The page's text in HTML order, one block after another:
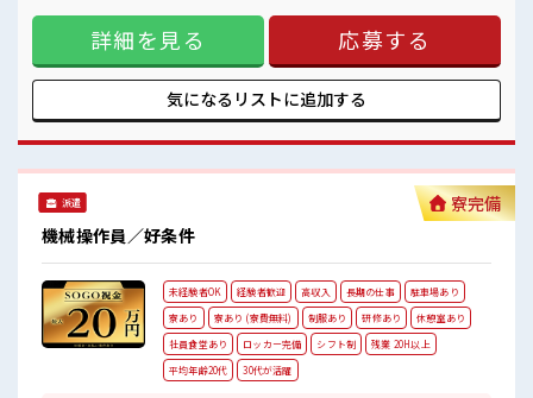
午前と午後に各10分間の有給休憩あり♪
社内設備も充実！
売店/社食/ATM/ロッカー/シャワー室/喫煙所などがあり、
とっても働きやすいと評判◎#ryo
円！ お給料にプラス！ でも…これで終わらないのがこのお仕
事！ なんと満了金は3ヶ月ごとにお渡し！！ 全て合わせると1
年間で最大『65万円』も貰える！ 【寮は..】 ・寮費0円の家電
付き1R寮 ・マイカー持ち込み&通勤OK ・カップルやお友達
との同居OK ・現地までの赴任交通費支給 ■最短即日入社決
定！ 条件があえば応募のその日に入社決定もできる！ ■職場
有給休憩あり♪ 社内設備も充実！ 売店/社食/ATM/ロッカー/
シャワー室/喫煙所などがあり、 とっても働きやすいと評判
詳細を見る 応募する
気になるリストに追加する
派遣
機械操作員／好条件
寮完備
未経験者OK 経験者歓迎 高収入 長期の仕事
駐車場あり
寮あり
寮あり (寮費無料) 制服あり 研修あり
休憩室あり
社員食堂あり
ロッカー完備 シフト制
残業 20H以上
平均年齢20代
30代が活躍